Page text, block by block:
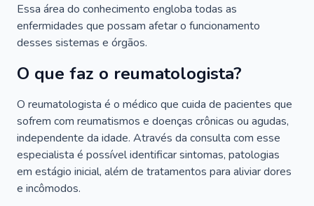
Essa área do conhecimento engloba todas as
enfermidades que possam afetar o funcionamento
desses sistemas e órgãos.
O que faz o reumatologista?
O reumatologista é o médico que cuida de pacientes que
sofrem com reumatismos e doenças crônicas ou agudas,
independente da idade. Através da consulta com esse
especialista é possível identificar sintomas, patologias
em estágio inicial, além de tratamentos para aliviar dores
e incômodos.